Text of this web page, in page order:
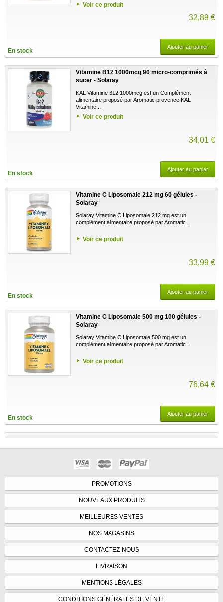
Voir ce produit
32,89 €
En stock
Ajouter au panier
Vitamine B12 1000mcg 90 micro-comprimés à
sucer - Solaray
KAL Vitamine B12 1000mcg est un Complément
alimentaire proposé par Aromatic provence.KAL
Vitamine...
Voir ce produit
34,01 €
En stock
Ajouter au panier
Vitamine C Liposomale 212 mg 60 gélules -
Solaray
Solaray Vitamine C Liposomale 212 mg est un
complément alimentaire proposé par Aromatic...
Voir ce produit
33,99 €
En stock
Ajouter au panier
Vitamine C Liposomale 500 mg 100 gélules -
Solaray
Solaray Vitamine C Liposomale 500 mg est un
complément alimentaire proposé par Aromatic...
Voir ce produit
76,64 €
En stock
Ajouter au panier
PROMOTIONS
NOUVEAUX PRODUITS
MEILLEURES VENTES
NOS MAGASINS
CONTACTEZ-NOUS
LIVRAISON
MENTIONS LÉGALES
CONDITIONS GÉNÉRALES DE VENTE